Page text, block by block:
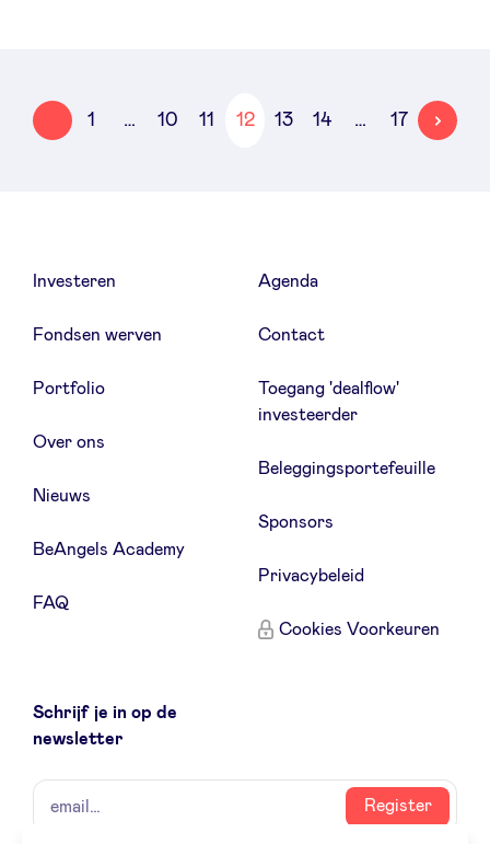
1
… 10 11 12 13 14 … 17
SUIVANT
Investeren
Fondsen werven
Portfolio
Over ons
Nieuws
BeAngels Academy
FAQ
Agenda
Contact
Toegang 'dealflow'
investeerder
Beleggingsportefeuille
Sponsors
Privacybeleid
Cookies Voorkeuren
Schrijf je in op de
newsletter
naam
email
Register